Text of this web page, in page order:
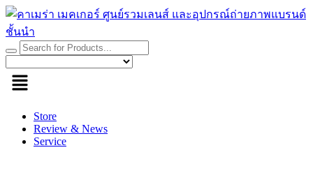
Skip
to
content
Store
Review & News
Service